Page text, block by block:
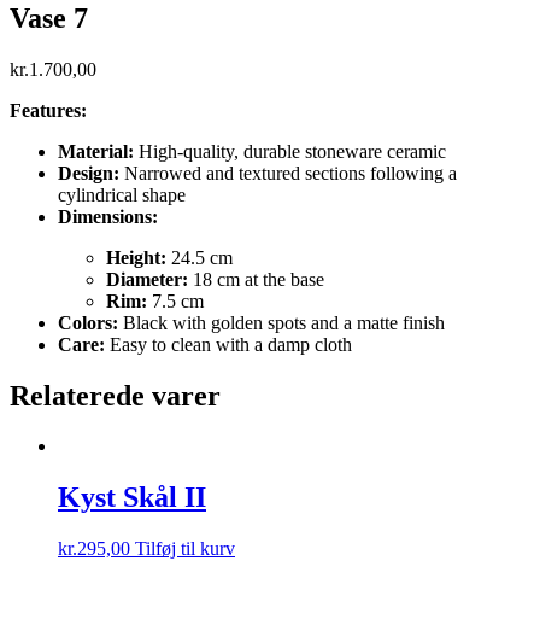
Vase 7
kr.1.700,00
Features:
Material: High-quality, durable stoneware ceramic
Design: Narrowed and textured sections following a
cylindrical shape
Dimensions:
Height: 24.5 cm
Diameter: 18 cm at the base
Rim: 7.5 cm
Colors: Black with golden spots and a matte finish
Care: Easy to clean with a damp cloth
Relaterede varer
Kyst Skål II
kr.295,00 Tilføj til kurv